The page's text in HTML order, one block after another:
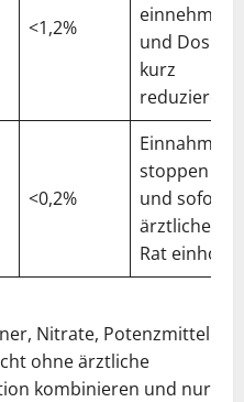
<1,2%
einnehmen
und Dosis
kurz
reduzieren
<0,2%
Einnahme
stoppen
und sofort
ärztlichen
Rat einholen
Nitrate, Potenzmittel
ohne ärztliche
kombinieren und nur